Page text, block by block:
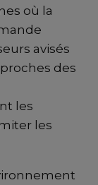
où la
avisés
des
les
les